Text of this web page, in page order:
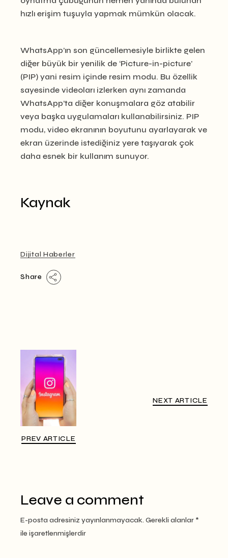
hızlı erişim tuşuyla yapmak mümkün olacak.
WhatsApp’ın son güncellemesiyle birlikte gelen
diğer büyük bir yenilik de ‘Picture-in-picture’
(PIP) yani resim içinde resim modu. Bu özellik
sayesinde videoları izlerken aynı zamanda
WhatsApp’ta diğer konuşmalara göz atabilir
veya başka uygulamaları kullanabilirsiniz. PIP
modu, video ekranının boyutunu ayarlayarak ve
ekran üzerinde istediğiniz yere taşıyarak çok
daha esnek bir kullanım sunuyor.
Kaynak
Dijital Haberler
Share
PREV ARTICLE
NEXT ARTICLE
Leave a comment
E-posta adresiniz yayınlanmayacak. Gerekli alanlar *
ile işaretlenmişlerdir